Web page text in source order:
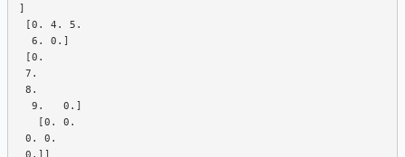
]
[0. 4. 5.
  6. 0.]
[0.
7.
8.
  9.   0.]
   [0. 0.
0. 0.